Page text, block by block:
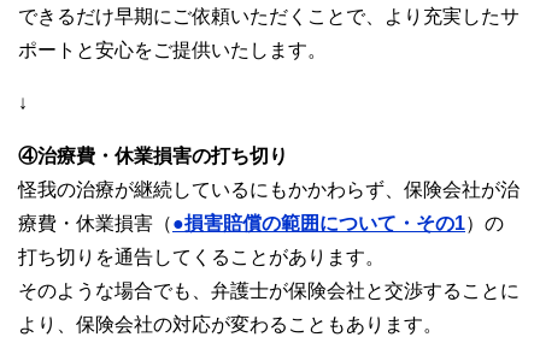
できるだけ早期にご依頼いただくことで、より充実したサ
ポートと安心をご提供いたします。
↓
④治療費・休業損害の打ち切り
怪我の治療が継続しているにもかかわらず、保険会社が治
療費・休業損害（●損害賠償の範囲について・その1）の
打ち切りを通告してくることがあります。
そのような場合でも、弁護士が保険会社と交渉することに
より、保険会社の対応が変わることもあります。